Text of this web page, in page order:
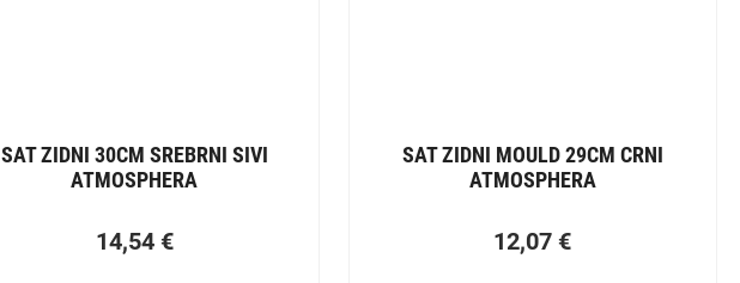
SAT ZIDNI 30CM SREBRNI SIVI
ATMOSPHERA
14,54 €
SAT ZIDNI MOULD 29CM CRNI
ATMOSPHERA
12,07 €